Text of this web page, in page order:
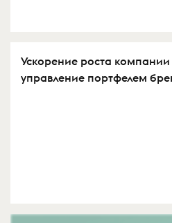
Ускорение роста
управление портфелем